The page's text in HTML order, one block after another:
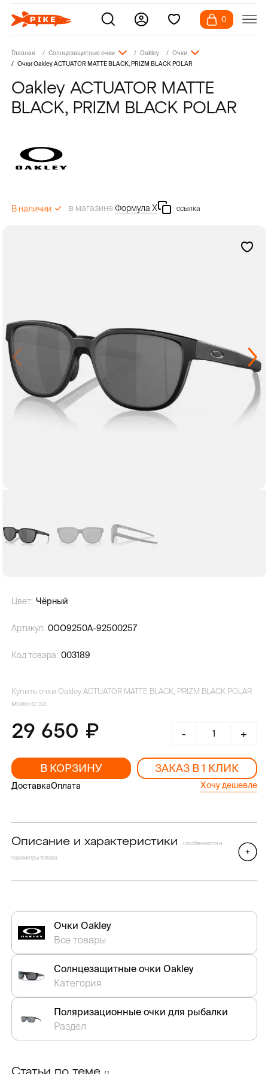
0
Главная Солнцезащитные очки Oakley
Очки
Очки Oakley ACTUATOR MATTE BLACK, PRIZM BLACK POLAR
Oakley ACTUATOR MATTE
BLACK, PRIZM BLACK POLAR
В наличии в магазинеФормула Х ссылка
Цвет: Чёрный
Артикул: 0OO9250A-92500257
Код товара: 003189
Купить очки Oakley ACTUATOR MATTE BLACK, PRIZM BLACK POLAR
можно за:
29 650 - +
В КОРЗИНУ ЗАКАЗ В 1 КЛИК
ДоставкаОплата Хочу дешевле
Описание и характеристики / особенности и
параметры товара
Очки Oakley
Все товары
Солнцезащитные очки Oakley
Категория
Поляризационные очки для рыбалки
Раздел
Статьи по теме